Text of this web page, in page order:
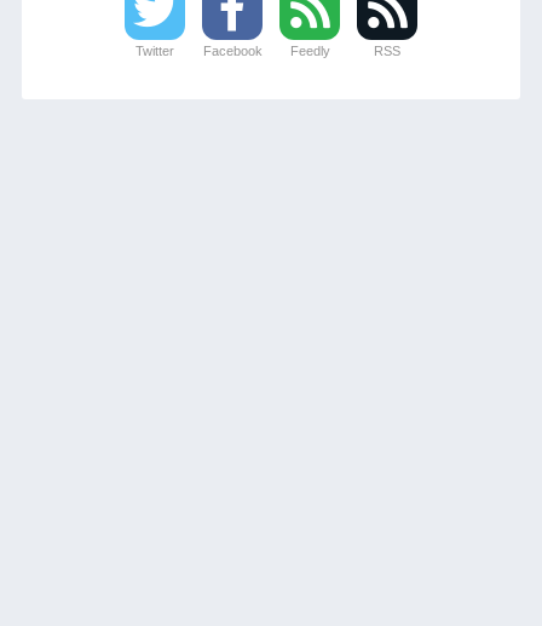
Twitter Facebook Feedly RSS